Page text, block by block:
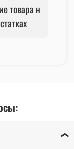
товара н